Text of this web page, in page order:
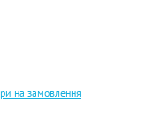
на замовлення